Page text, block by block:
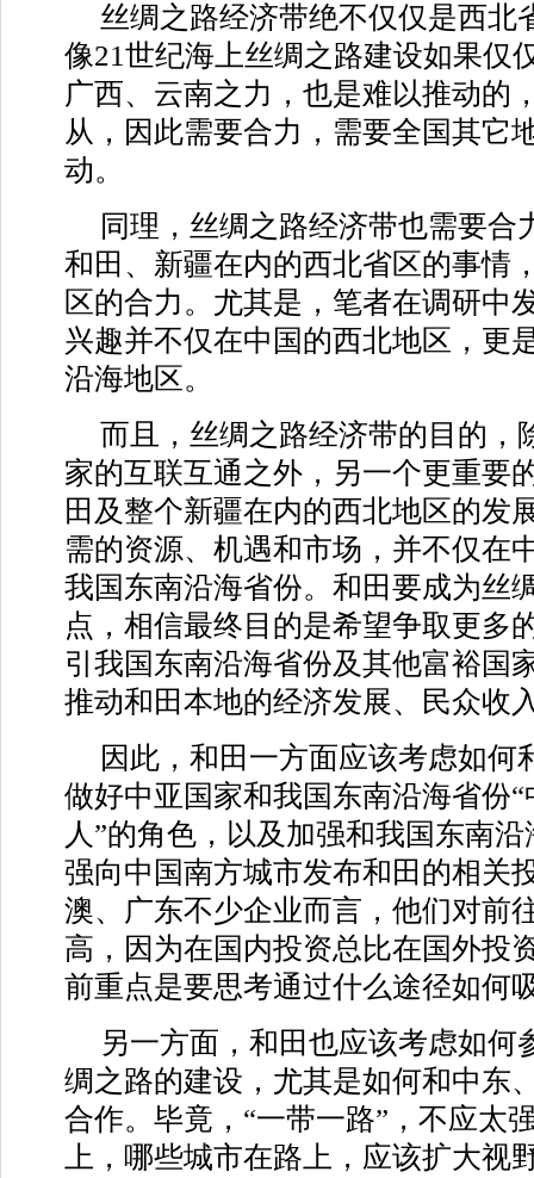
丝绸之路经济带绝不仅仅是西北
像21世纪海上丝绸之路建设如果仅
广西、云南之力，也是难以推动的
从，因此需要合力，需要全国其它
动。
同理，丝绸之路经济带也需要合
和田、新疆在内的西北省区的事情
区的合力。尤其是，笔者在调研中
兴趣并不仅在中国的西北地区，更
沿海地区。
而且，丝绸之路经济带的目的，
家的互联互通之外，另一个更重要
田及整个新疆在内的西北地区的发
需的资源、机遇和市场，并不仅在
我国东南沿海省份。和田要成为丝
点，相信最终目的是希望争取更多
引我国东南沿海省份及其他富裕国
推动和田本地的经济发展、民众收
因此，和田一方面应该考虑如何
做好中亚国家和我国东南沿海省份“
人”的角色，以及加强和我国东南
强向中国南方城市发布和田的相关
澳、广东不少企业而言，他们对前
高，因为在国内投资总比在国外投
前重点是要思考通过什么途径如何
另一方面，和田也应该考虑如何
绸之路的建设，尤其是如何和中东
合作。毕竟，“一带一路”，不应太
上，哪些城市在路上，应该扩大视